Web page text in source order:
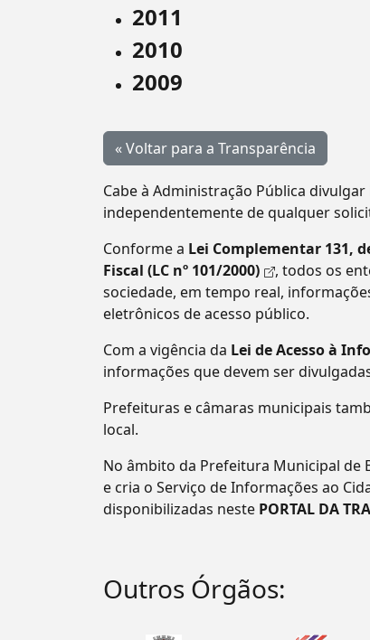
2011
2010
2009
« Voltar para a Transparência
Cabe à Administração Pública
independentemente de qualquer
Conforme a Lei Complementar 131,
Fiscal (LC nº 101/2000)
, todos os
sociedade, em tempo real,
eletrônicos de acesso público.
Com a vigência da Lei de Acesso à
informações que devem ser
Prefeituras e câmaras municipais
local.
No âmbito da Prefeitura Municipal de
e cria o Serviço de Informações ao
disponibilizadas neste PORTAL DA
Outros Órgãos: